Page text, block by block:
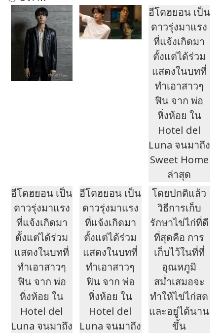
อีโดฮยอน เป็น
ดาวรุ่งมาแรง
ที่แจ้งเกิดมา
ตั้งแต่ได้ร่วม
แสดงในบทที่
ทำเอาสาวๆ
ฟิน จาก พ่อ
หิ่งห้อย ใน
Hotel del
Luna จนมาถึง
Sweet Home
ล่าสุด
อีโดฮยอน เป็น
ดาวรุ่งมาแรง
ที่แจ้งเกิดมา
ตั้งแต่ได้ร่วม
แสดงในบทที่
ทำเอาสาวๆ
ฟิน จาก พ่อ
หิ่งห้อย ใน
Hotel del
Luna จนมาถึง
อีโดฮยอน เป็น
ดาวรุ่งมาแรง
ที่แจ้งเกิดมา
ตั้งแต่ได้ร่วม
แสดงในบทที่
ทำเอาสาวๆ
ฟิน จาก พ่อ
หิ่งห้อย ใน
Hotel del
Luna จนมาถึง
โดยปกติแล้ว
วิธีการเก็บ
รักษาไข่ไก่ที่ดี
ที่สุดคือ การ
เก็บไว้ในที่ที่
อุณหภูมิ
สม่ำเสมอจะ
ทำให้ไข่ไก่สด
และอยู่ได้นาน
ขึ้น